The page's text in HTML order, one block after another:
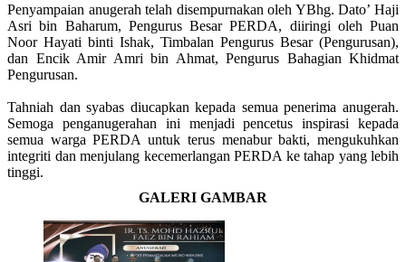
Penyampaian anugerah telah disempurnakan oleh YBhg. Dato’ Haji
Asri bin Baharum, Pengurus Besar PERDA, diiringi oleh Puan
Noor Hayati binti Ishak, Timbalan Pengurus Besar (Pengurusan),
dan Encik Amir Amri bin Ahmat, Pengurus Bahagian Khidmat
Pengurusan.
Tahniah dan syabas diucapkan kepada semua penerima anugerah.
Semoga penganugerahan ini menjadi pencetus inspirasi kepada
semua warga PERDA untuk terus menabur bakti, mengukuhkan
integriti dan menjulang kecemerlangan PERDA ke tahap yang lebih
tinggi.
GALERI GAMBAR